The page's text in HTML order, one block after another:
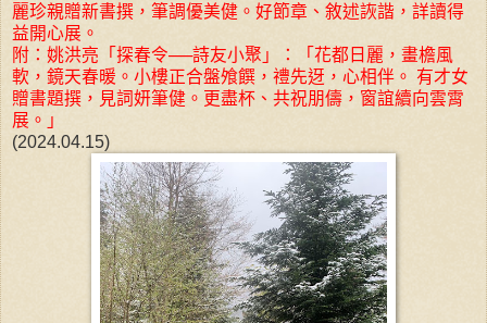
麗珍親贈新書撰，筆調優美健。好節章、敘述詼諧，詳讀得
益開心展。
附：姚洪亮「探春令──詩友小聚」：「花都日麗，畫檐風
軟，鏡天春暖。小樓正合盤飧饌，禮先迓，心相伴。 有才女
贈書題撰，見詞妍筆健。更盡杯、共祝朋儔，窗誼續向雲霄
展。」
(2024.04.15)